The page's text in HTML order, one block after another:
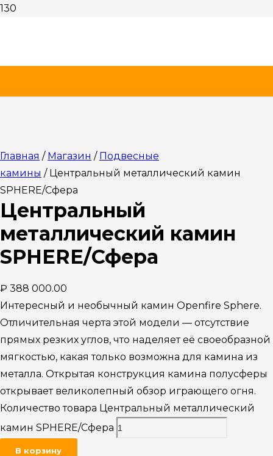
Главная / Магазин / Подвесные
камины / Центральный металлический камин
SPHERE/Сфера
Центральный
металлический камин
SPHERE/Сфера
₽ 388 000.00
Интересный и необычный камин Openfire Sphere.
Отличительная черта этой модели — отсутствие
прямых резких углов, что наделяет её своеобразной
мягкостью, какая только возможна для камина из
металла. Открытая конструкция камина полусферы
открывает великолепный обзор играющего огня.
Количество товара Центральный металлический
камин SPHERE/Сфера
В корзину